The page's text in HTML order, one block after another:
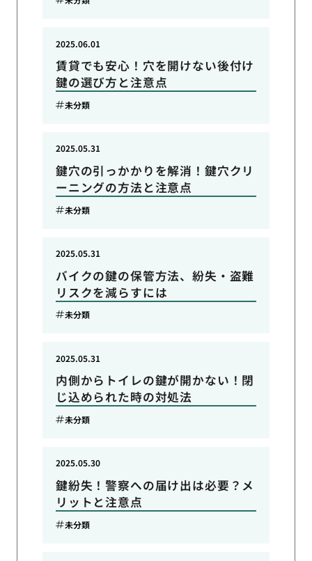
賃貸でも安心！穴を開けない後付け
鍵の選び方と注意点
2025.06.01
未分類
鍵穴の引っかかりを解消！鍵穴クリ
ーニングの方法と注意点
2025.05.31
未分類
バイクの鍵の保管方法、紛失・盗難
リスクを減らすには
2025.05.31
未分類
内側からトイレの鍵が開かない！閉
じ込められた時の対処法
2025.05.31
未分類
鍵紛失！警察への届け出は必要？メ
リットと注意点
2025.05.30
未分類